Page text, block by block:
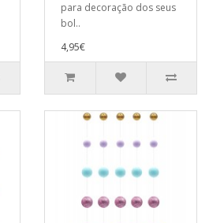
para decoração dos seus
bol..
4,95€